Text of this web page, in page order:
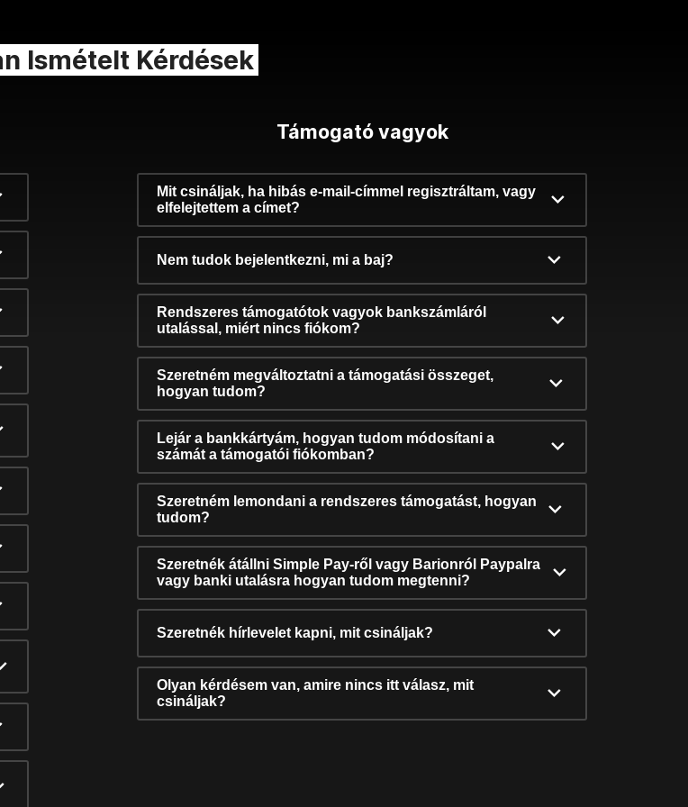
Ismételt Kérdések
Támogató vagyok
Mit csináljak, ha hibás e-mail-címmel regisztráltam, vagy
elfelejtettem a címet?
Nem tudok bejelentkezni, mi a baj?
Rendszeres támogatótok vagyok bankszámláról
utalással, miért nincs fiókom?
Szeretném megváltoztatni a támogatási összeget,
hogyan tudom?
Lejár a bankkártyám, hogyan tudom módosítani a
számát a támogatói fiókomban?
Szeretném lemondani a rendszeres támogatást, hogyan
tudom?
Szeretnék átállni Simple Pay-ről vagy Barionról Paypalra
vagy banki utalásra hogyan tudom megtenni?
Szeretnék hírlevelet kapni, mit csináljak?
Olyan kérdésem van, amire nincs itt válasz, mit
csináljak?